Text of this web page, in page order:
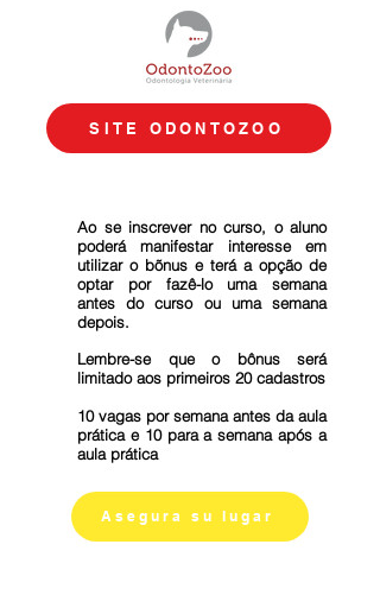
SITE ODONTOZOO
Ao se inscrever no curso, o aluno
poderá manifestar interesse em
utilizar o bõnus e terá a opção de
optar por fazê-lo uma semana
antes do curso ou uma semana
depois.
Lembre-se que o bônus será
limitado aos primeiros 20 cadastros
10 vagas por semana antes da aula
prática e 10 para a semana após a
aula prática
Asegura su lugar